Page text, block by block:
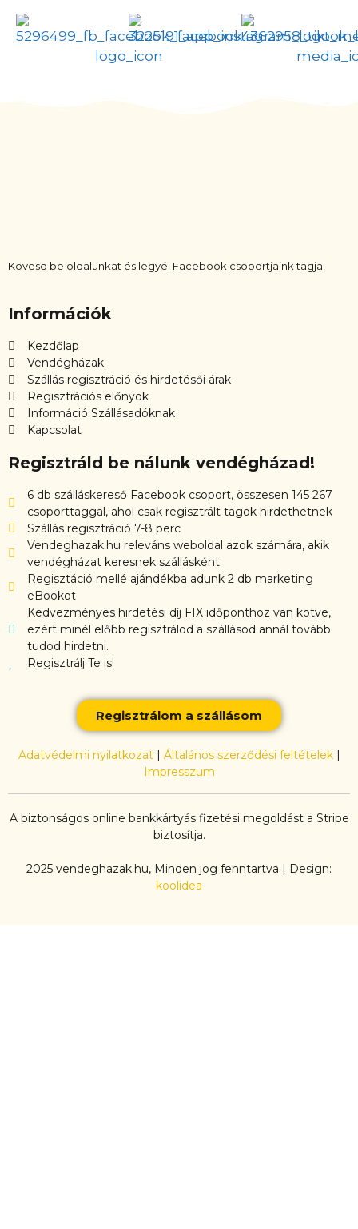
Kövesd be oldalunkat és legyél Facebook csoportjaink tagja!
Információk
Kezdőlap
Vendégházak
Szállás regisztráció és hirdetésői árak
Regisztrációs előnyök
Információ Szállásadóknak
Kapcsolat
Regisztráld be nálunk vendégházad!
6 db szálláskereső Facebook csoport, összesen 145 267
csoporttaggal, ahol csak regisztrált tagok hirdethetnek
Szállás regisztráció 7-8 perc
Vendeghazak.hu releváns weboldal azok számára, akik
vendégházat keresnek szállásként
Regisztáció mellé ajándékba adunk 2 db marketing
eBookot
Kedvezményes hirdetési díj FIX időponthoz van kötve,
ezért minél előbb regisztrálod a szállásod annál tovább
tudod hirdetni.
Regisztrálj Te is!
Regisztrálom a szállásom
Adatvédelmi nyilatkozat| Általános szerződési feltételek|
Impresszum
A biztonságos online bankkártyás fizetési megoldást a Stripe
biztosítja.
2025 vendeghazak.hu, Minden jog fenntartva | Design:
koolidea